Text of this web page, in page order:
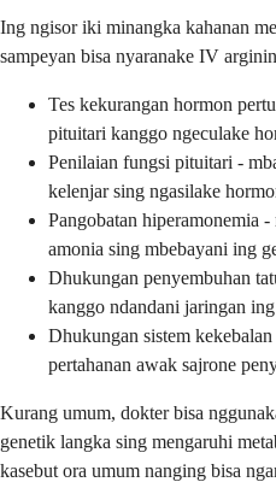
Ing ngisor iki minangka kahanan
sampeyan bisa nyaranake IV
Tes kekurangan hormon
pituitari kanggo ngeculake
Penilaian fungsi pituitari -
kelenjar sing ngasilake
Pangobatan hiperamonemia
amonia sing mbebayani ing
Dhukungan penyembuhan
kanggo ndandani jaringan
Dhukungan sistem
pertahanan awak sajrone
Kurang umum, dokter bisa
genetik langka sing mengaruhi
kasebut ora umum nanging bisa